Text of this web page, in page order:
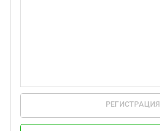
РЕГИСТРАЦИЯ